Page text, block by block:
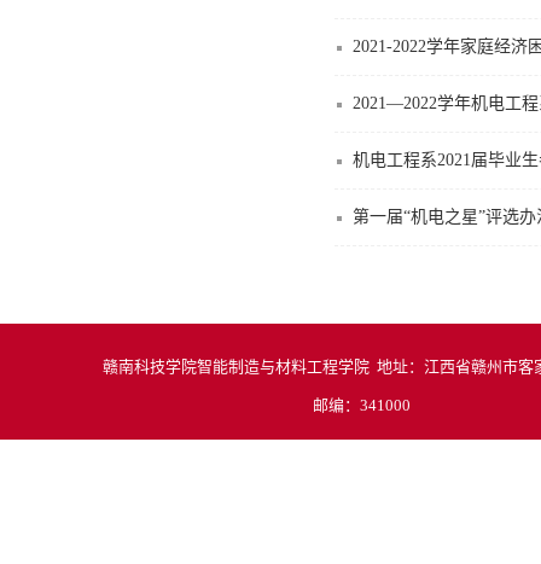
2021-2022学年家庭经济
2021—2022学年机电工
机电工程系2021届毕业
第一届“机电之星”评选
赣南科技学院智能制造与材料工程学院 地址：江西省赣州市客
邮编：341000